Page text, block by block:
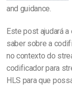
and guidance.
Este post ajudará
saber sobre a
no contexto do
codificador para
HLS para que